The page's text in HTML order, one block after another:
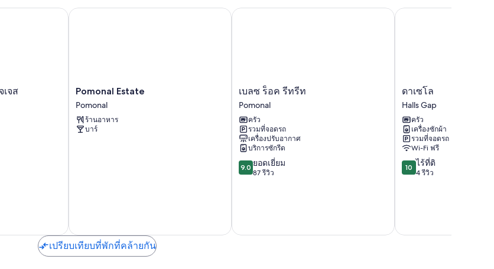
นวยความสะดวกเพิ่มเติมภายในห้องพักได้แก่
เจส
Pomonal
Estate
Pomonal
Pomonal Estate
Pomonal
ร้านอาหาร
บาร์
Pomonal Estate
เบลซ
ร็อค
รี
ทรีท
Pomonal
เบลซ ร็อค รีทรีท
Pomonal
ครัว
รวมที่จอดรถ
เครื่องปรับอากาศ
บริการซักรีด
9.0
จาก
9.0 ยอดเยี่ยม
87 รีวิว
เบลซ ร็อค รีทรีท
ดา
เซโล
Halls
Gap
ดาเซโล
Halls Gap
ครัว
เครื่องซักผ้า
รวมที่จอดรถ
Wi-Fi ฟรี
10.0
จาก
รีวิว
10 ไร้ที่ติ
4 รีวิว
ดาเซโล
เปรียบเทียบที่พักที่คล้ายกัน